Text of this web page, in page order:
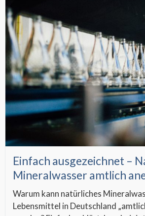
Einfach ausgezeichnet –
Mineralwasser amtlich
Warum kann natürliches
Lebensmittel in Deutschland